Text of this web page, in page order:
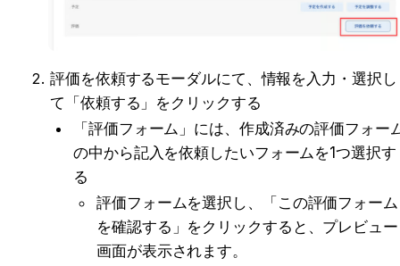
評価を依頼するモーダルにて、情報を入力・選択し
て「依頼する」をクリックする
「評価フォーム」には、作成済みの評価フォー
の中から記入を依頼したいフォームを1つ選択す
る
評価フォームを選択し、「この評価フォーム
を確認する」をクリックすると、プレビュー
画面が表示されます。